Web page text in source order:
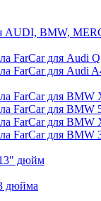
BMW,
FarCar для Audi
FarCar для Audi
FarCar для
FarCar для BMW
FarCar для
FarCar для BMW
дюйм
дюйма